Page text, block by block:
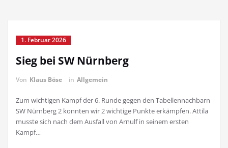
1. Februar 2026
Sieg bei SW Nürnberg
Von Klaus Böse in Allgemein
Zum wichtigen Kampf der 6. Runde gegen den Tabellennachbarn
SW Nürnberg 2 konnten wir 2 wichtige Punkte erkämpfen. Attila
musste sich nach dem Ausfall von Arnulf in seinem ersten
Kampf…